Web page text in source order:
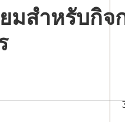
มสำหรับกิ